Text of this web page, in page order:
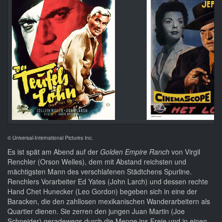
© Universal-International Pictures Inc.
Es ist spät am Abend auf der Golden Empire Ranch von Virgil
Renchler (Orson Welles), dem mit Abstand reichsten und
mächtigsten Mann des verschlafenen Städtchens Spurline.
Renchlers Vorarbeiter Ed Yates (John Larch) und dessen rechte
Hand Chet Hunecker (Leo Gordon) begeben sich in eine der
Baracken, die den zahllosen mexikanischen Wanderarbeitern als
Quartier dienen. Sie zerren den jungen Juan Martin (Joe